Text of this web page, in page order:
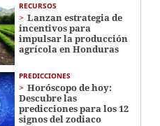
RECURSOS
Lanzan estrategia de
incentivos para
impulsar la producción
agrícola en Honduras
PREDICCIONES
Horóscopo de hoy:
Descubre las
predicciones para los 12
signos del zodiaco